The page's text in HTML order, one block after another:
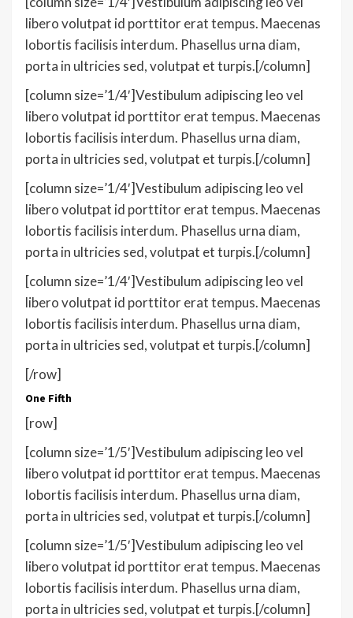
libero volutpat id porttitor erat tempus. Maecenas
lobortis facilisis interdum. Phasellus urna diam,
porta in ultricies sed, volutpat et turpis.[/column]
[column size=’1/4′]Vestibulum adipiscing leo vel
libero volutpat id porttitor erat tempus. Maecenas
lobortis facilisis interdum. Phasellus urna diam,
porta in ultricies sed, volutpat et turpis.[/column]
[column size=’1/4′]Vestibulum adipiscing leo vel
libero volutpat id porttitor erat tempus. Maecenas
lobortis facilisis interdum. Phasellus urna diam,
porta in ultricies sed, volutpat et turpis.[/column]
[column size=’1/4′]Vestibulum adipiscing leo vel
libero volutpat id porttitor erat tempus. Maecenas
lobortis facilisis interdum. Phasellus urna diam,
porta in ultricies sed, volutpat et turpis.[/column]
[/row]
One Fifth
[row]
[column size=’1/5′]Vestibulum adipiscing leo vel
libero volutpat id porttitor erat tempus. Maecenas
lobortis facilisis interdum. Phasellus urna diam,
porta in ultricies sed, volutpat et turpis.[/column]
[column size=’1/5′]Vestibulum adipiscing leo vel
libero volutpat id porttitor erat tempus. Maecenas
lobortis facilisis interdum. Phasellus urna diam,
porta in ultricies sed, volutpat et turpis.[/column]